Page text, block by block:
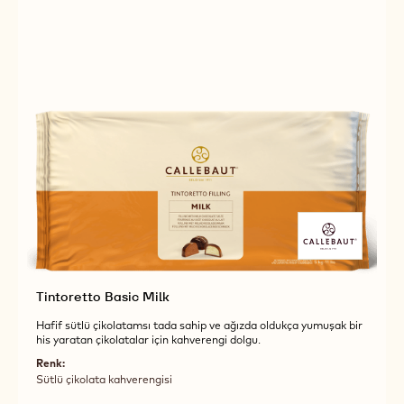
Tintoretto Basic Milk
Hafif sütlü çikolatamsı tada sahip ve ağızda oldukça yumuşak bir
his yaratan çikolatalar için kahverengi dolgu.
Renk:
Sütlü çikolata kahverengisi